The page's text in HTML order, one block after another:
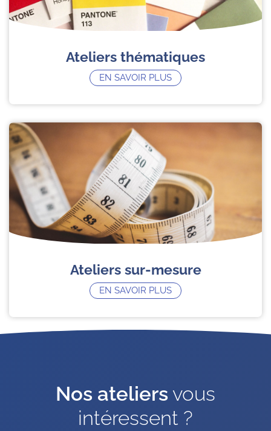
Ateliers thématiques
EN SAVOIR PLUS
Ateliers sur-mesure
EN SAVOIR PLUS
Nos ateliers vous
intéressent ?